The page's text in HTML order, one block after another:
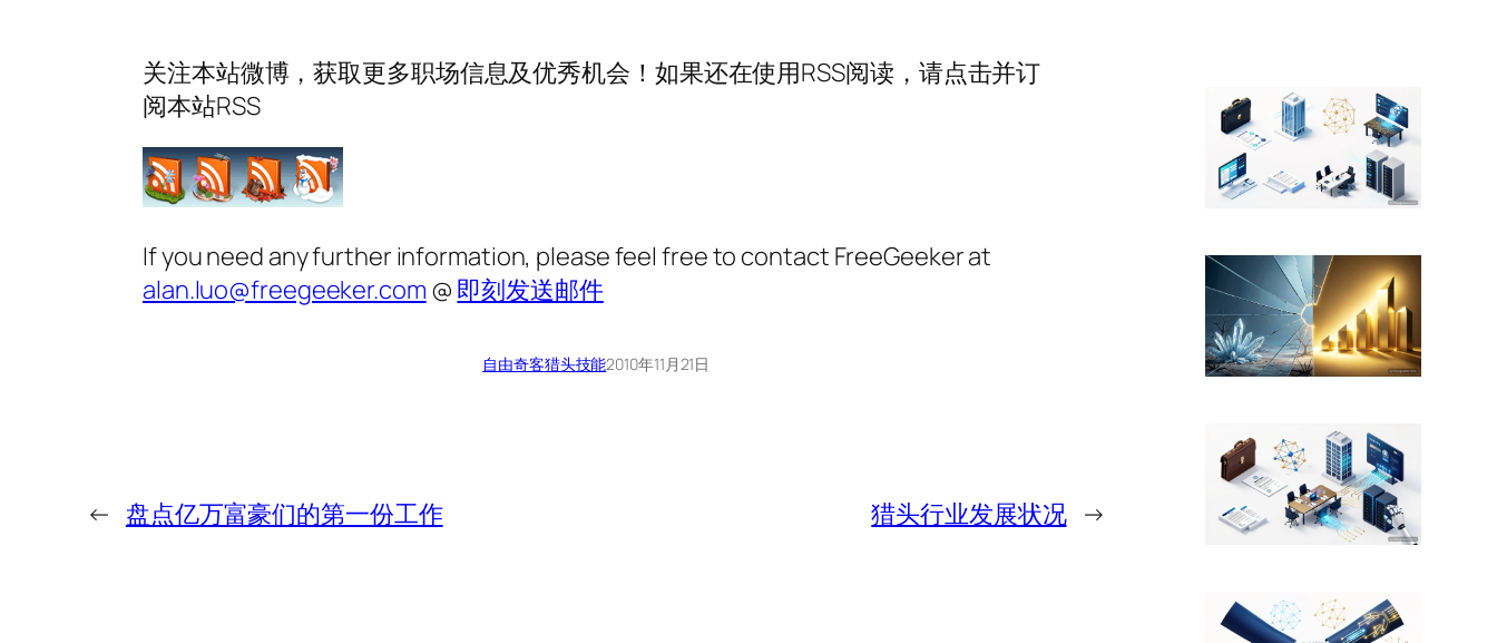
关注本站微博，获取更多职场信息及优秀机会！如果还在使用RSS阅读，请点击并订
阅本站RSS
If you need any further information, please feel free to contact FreeGeeker at
alan.luo@freegeeker.com @ 即刻发送邮件
自由奇客猎头技能2010年11月21日
← 盘点亿万富豪们的第一份工作 猎头行业发展状况 →